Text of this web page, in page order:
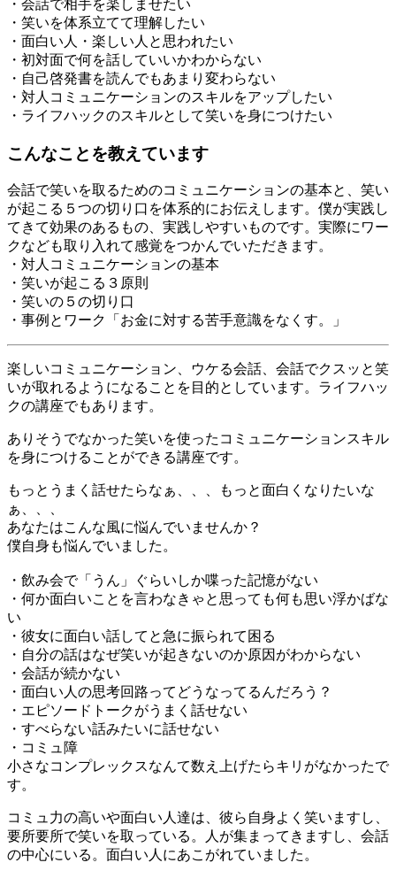
・会話で相手を楽しませたい
・笑いを体系立てて理解したい
・面白い人・楽しい人と思われたい
・初対面で何を話していいかわからない
・自己啓発書を読んでもあまり変わらない
・対人コミュニケーションのスキルをアップしたい
・ライフハックのスキルとして笑いを身につけたい
こんなことを教えています
会話で笑いを取るためのコミュニケーションの基本と、笑い
が起こる５つの切り口を体系的にお伝えします。僕が実践し
てきて効果のあるもの、実践しやすいものです。実際にワー
クなども取り入れて感覚をつかんでいただきます。
・対人コミュニケーションの基本
・笑いが起こる３原則
・笑いの５の切り口
・事例とワーク「お金に対する苦手意識をなくす。」
楽しいコミュニケーション、ウケる会話、会話でクスッと笑
いが取れるようになることを目的としています。ライフハッ
クの講座でもあります。
ありそうでなかった笑いを使ったコミュニケーションスキル
を身につけることができる講座です。
もっとうまく話せたらなぁ、、、もっと面白くなりたいな
ぁ、、、
あなたはこんな風に悩んでいませんか？
僕自身も悩んでいました。
・飲み会で「うん」ぐらいしか喋った記憶がない
・何か面白いことを言わなきゃと思っても何も思い浮かばな
い
・彼女に面白い話してと急に振られて困る
・自分の話はなぜ笑いが起きないのか原因がわからない
・会話が続かない
・面白い人の思考回路ってどうなってるんだろう？
・エピソードトークがうまく話せない
・すべらない話みたいに話せない
・コミュ障
小さなコンプレックスなんて数え上げたらキリがなかったで
す。
コミュ力の高いや面白い人達は、彼ら自身よく笑いますし、
要所要所で笑いを取っている。人が集まってきますし、会話
の中心にいる。面白い人にあこがれていました。